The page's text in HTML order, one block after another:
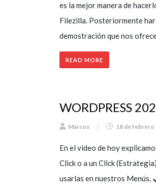
es la mejor manera de
Filezilla. Posteriormente
demostración que nos
READ MORE
WORDPRESS
Marcos / 18 de febrero
En el video de hoy
Click o a un Click
usarlas en nuestros Menús.